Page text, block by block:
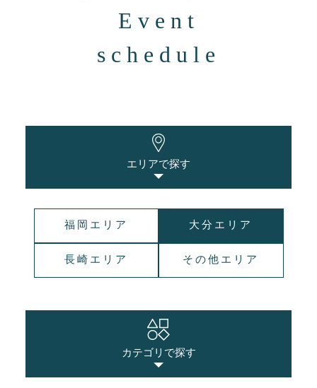
Event
schedule
エリアで探す
福岡エリア 大分エリア
長崎エリア その他エリア
カテゴリで探す